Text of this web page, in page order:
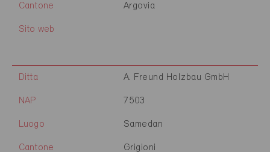
Cantone Argovia
Sito web
Ditta A. Freund Holzbau GmbH
NAP 7503
Luogo Samedan
Cantone Grigioni